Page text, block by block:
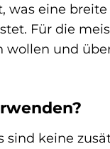
was eine
Für die
wollen und
sind keine